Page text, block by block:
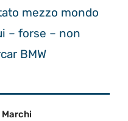
mezzo mondo
– forse – non
BMW
Marchi